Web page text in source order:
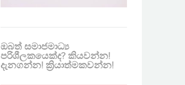
ඔබත් සමාජමාධ්‍ය
පරිශීලකයෙක්ද? කියවන්න!
දැනගන්න! ක්‍රියාත්මකවන්න!